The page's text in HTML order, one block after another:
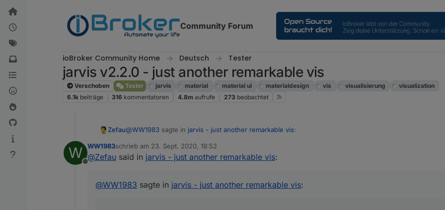
Weiter zum Inhalt
Community Forum
ioBroker Community Home Deutsch Tester
jarvis v2.2.0 - just another remarkable vis
Verschoben Tester jarvis material material ui materialdesign vis visualisierung
visualization
6.1k beiträge 316 kommentatoren 4.8m aufrufe 273 beobachtet
Zefau@WW1983 sagte in jarvis - just another remarkable vis:
Ich finde deinen Adapter immer besser. Ich denke der wird bei mir Lovelace ersetzen. Danke dir
Wenn etwas fehlt oder Wünsche bestehen, gerne ein Feature Request auf Github auf machen.
W
Offline
WW1983schrieb am 23. Sept. 2020, 19:52
zuletzt editiert von
@Zefau said in jarvis - just another remarkable vis:
@WW1983 sagte in jarvis - just another remarkable vis: